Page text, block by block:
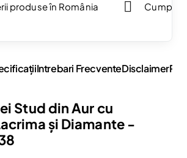
produse în România
Intrebari FrecventeDisclaimer
Stud din Aur cu
și Diamante -